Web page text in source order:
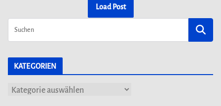
Load Post
KATEGORIEN